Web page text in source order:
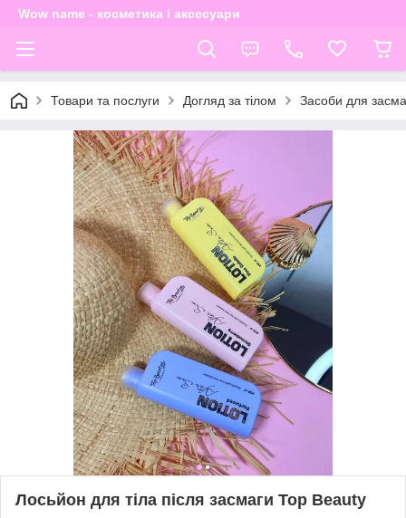
Wow name - косметика і аксесуари
Товари та послуги Догляд за тілом Засоби для
Лосьйон для тіла після засмаги Top Beauty